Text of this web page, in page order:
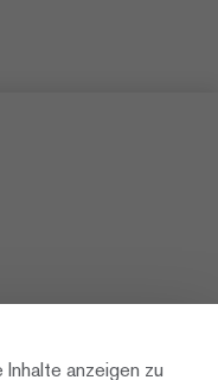
anzeigen zu